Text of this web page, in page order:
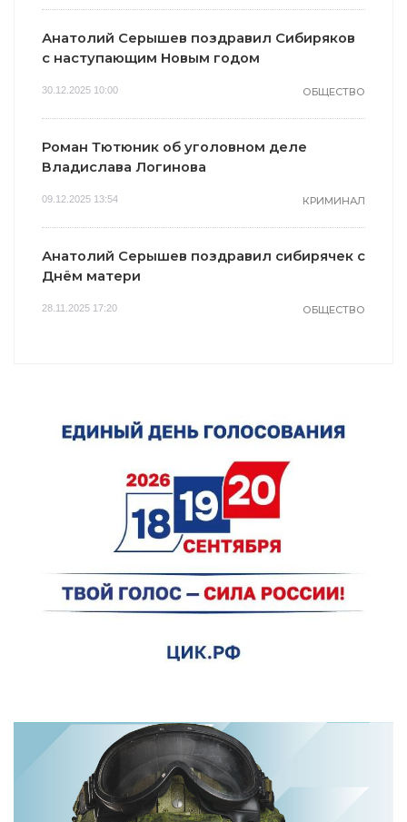
Анатолий Серышев поздравил Сибиряков
с наступающим Новым годом
30.12.2025 10:00 ОБЩЕСТВО
Роман Тютюник об уголовном деле
Владислава Логинова
09.12.2025 13:54 КРИМИНАЛ
Анатолий Серышев поздравил сибирячек с
Днём матери
28.11.2025 17:20 ОБЩЕСТВО